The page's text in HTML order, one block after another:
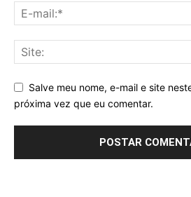
Salve meu nome, e-mail e site
próxima vez que eu comentar.